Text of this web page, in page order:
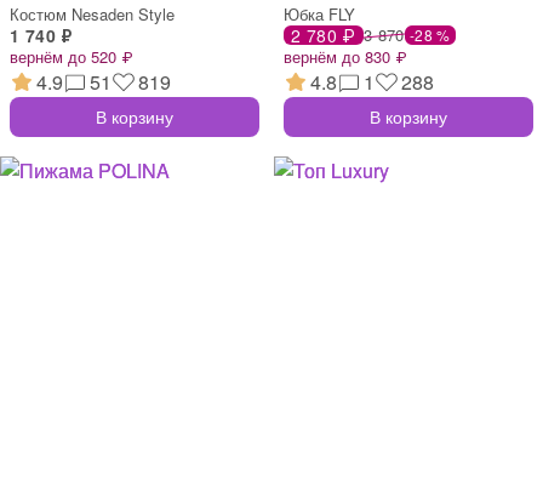
Костюм Nesaden Style
1 740 ₽
вернём до 520 ₽
4.9 51 819
В корзину
Юбка FLY
2 780 ₽ 3 870 -28 %
вернём до 830 ₽
4.8 1 288
В корзину